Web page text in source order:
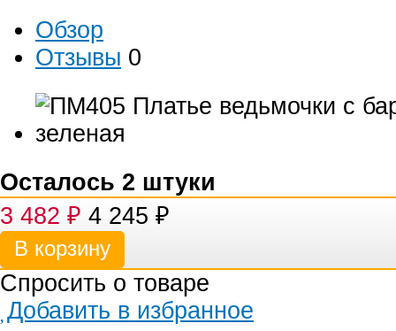
Обзор
Отзывы 0
Осталось 2 штуки
3 482 ₽ 4 245 ₽
Спросить о товаре
Добавить в избранное